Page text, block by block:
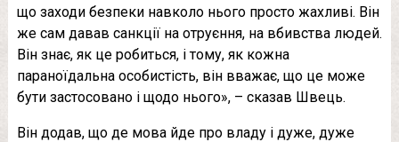
що заходи безпеки навколо нього просто жахливі. Він
же сам давав санкції на отруєння, на вбивства людей.
Він знає, як це робиться, і тому, як кожна
параноїдальна особистість, він вважає, що це може
бути застосовано і щодо нього», – сказав Швець.
Він додав, що де мова йде про владу і дуже, дуже